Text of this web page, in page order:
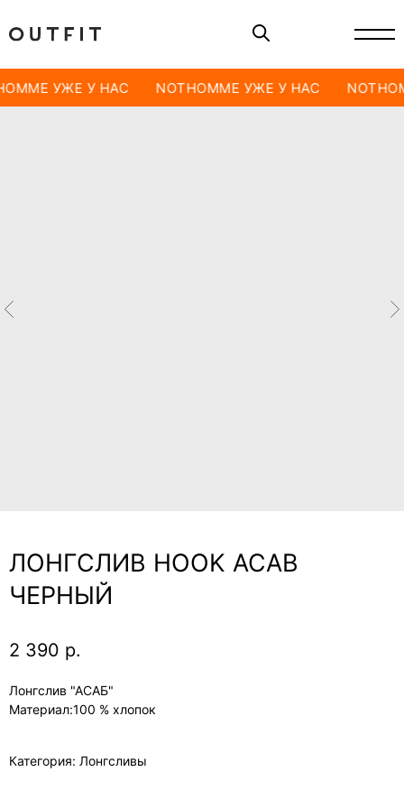
УЖЕ У НАС NOTHOMME УЖЕ У НАС
ЛОНГСЛИВ HOOK ACAB
ЧЕРНЫЙ
2 390 р.
Лонгслив "АСАБ"
Материал:100 % хлопок
Категория: Лонгсливы